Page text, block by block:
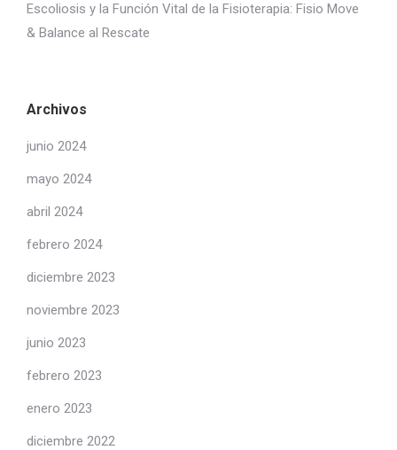
Escoliosis y la Función Vital de la Fisioterapia: Fisio Move
& Balance al Rescate
Archivos
junio 2024
mayo 2024
abril 2024
febrero 2024
diciembre 2023
noviembre 2023
junio 2023
febrero 2023
enero 2023
diciembre 2022